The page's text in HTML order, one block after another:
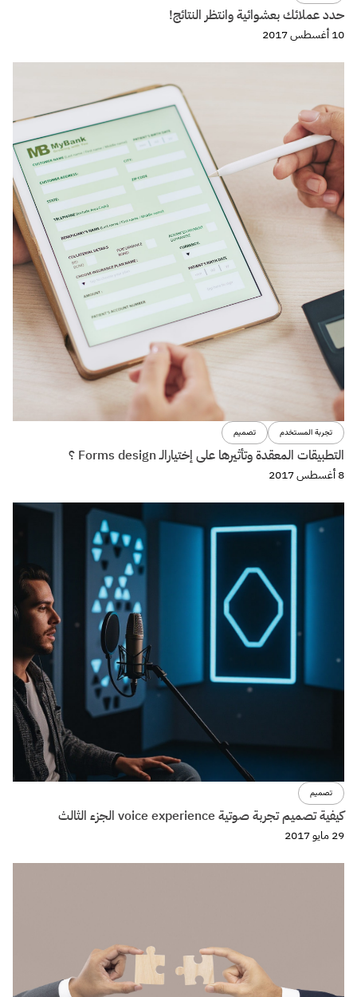
حدد عملائك بعشوائية وانتظر النتائج!
10 أغسطس 2017
تجربة المستخدم تصميم
التطبيقات المعقدة وتأثيرها على إختيارالـ Forms design ؟
8 أغسطس 2017
تصميم
كيفية تصميم تجربة صوتية voice experience الجزء الثالث
29 مايو 2017